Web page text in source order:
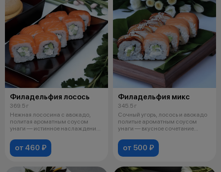
Филадельфия лосось
369.5 г
Нежная лососина с авокадо,
политая ароматным соусом
унаги — истинное наслаждение.
от 460 ₽
Филадельфия микс
345.5 г
Сочный угорь, лосось и авокадо
политые ароматным соусом
унаги — вкусное сочетание
от 500 ₽